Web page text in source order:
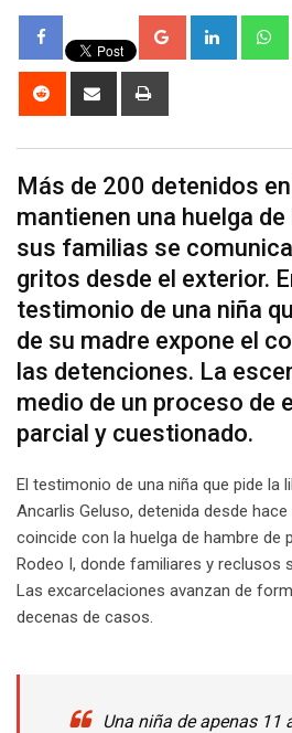
Google+ LinkedIn
Reddit
Share
Más de 200 detenidos
mantienen una huelga
sus familias se
gritos desde el exterior.
testimonio de una niña
de su madre expone el
las detenciones. La
medio de un proceso de
parcial y cuestionado.
El testimonio de una niña que pide la
Ancarlis Geluso, detenida desde
coincide con la huelga de hambre de
Rodeo I, donde familiares y reclusos
Las excarcelaciones avanzan de
decenas de casos.
Una niña de apenas 11